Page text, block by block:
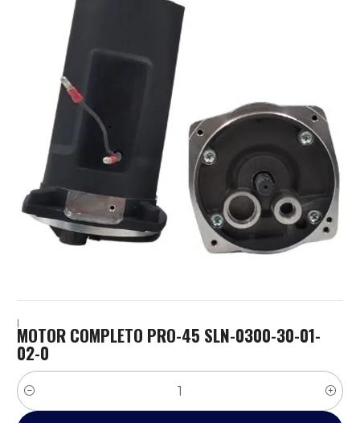
|
MOTOR COMPLETO PRO-45 SLN-0300-30-01-
02-0
Cantidad